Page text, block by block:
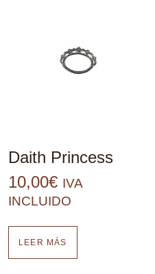
Daith Princess
10,00€ IVA
INCLUIDO
LEER MÁS